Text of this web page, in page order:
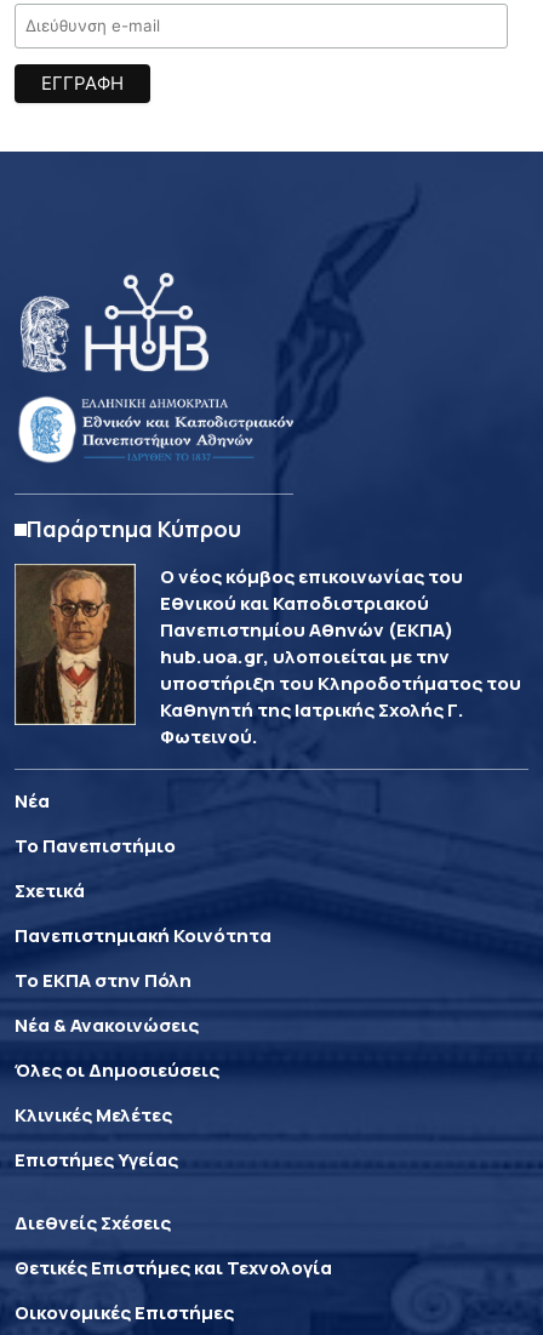
Παράρτημα Κύπρου
Ο νέος κόμβος επικοινωνίας του
Εθνικού και Καποδιστριακού
Πανεπιστημίου Αθηνών (ΕΚΠΑ)
hub.uoa.gr, υλοποιείται με την
υποστήριξη του Κληροδοτήματος του
Καθηγητή της Ιατρικής Σχολής Γ.
Φωτεινού.
Νέα
Το Πανεπιστήμιο
Σχετικά
Πανεπιστημιακή Κοινότητα
Το ΕΚΠΑ στην Πόλη
Νέα & Ανακοινώσεις
Όλες οι Δημοσιεύσεις
Κλινικές Μελέτες
Επιστήμες Υγείας
Διεθνείς Σχέσεις
Θετικές Επιστήμες και Τεχνολογία
Οικονομικές Επιστήμες